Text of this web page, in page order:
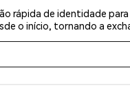
rápida de identidade
o início, tornando a